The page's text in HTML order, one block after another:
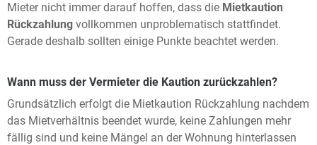
Mieter nicht immer darauf hoffen, dass die Mietkaution
Rückzahlung vollkommen unproblematisch stattfindet.
Gerade deshalb sollten einige Punkte beachtet werden.
Wann muss der Vermieter die Kaution zurückzahlen?
Grundsätzlich erfolgt die Mietkaution Rückzahlung nachdem
das Mietverhältnis beendet wurde, keine Zahlungen mehr
fällig sind und keine Mängel an der Wohnung hinterlassen